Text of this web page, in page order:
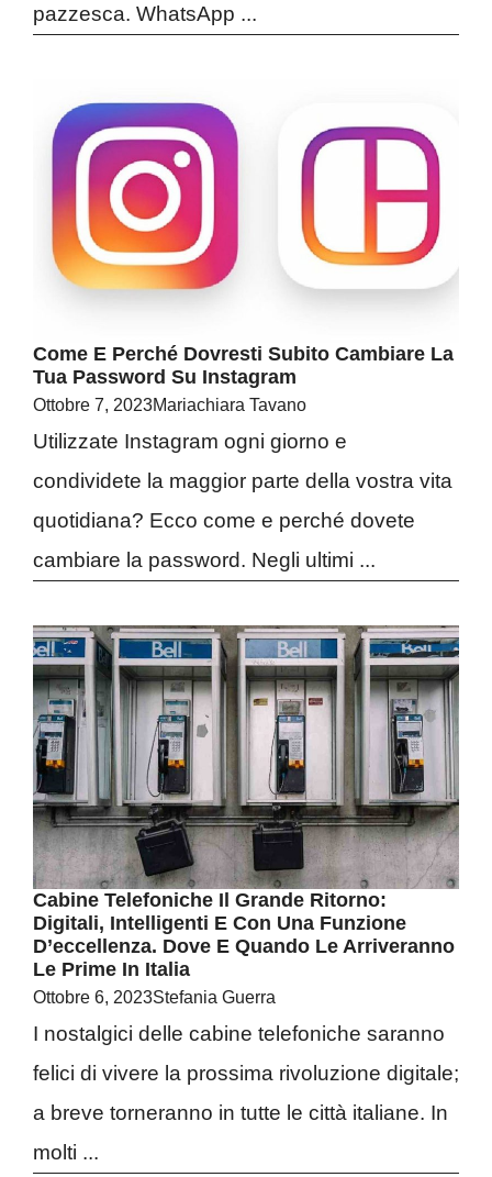
pazzesca. WhatsApp ...
Come E Perché Dovresti Subito Cambiare La
Tua Password Su Instagram
Ottobre 7, 2023Mariachiara Tavano
Utilizzate Instagram ogni giorno e
condividete la maggior parte della vostra vita
quotidiana? Ecco come e perché dovete
cambiare la password. Negli ultimi ...
Cabine Telefoniche Il Grande Ritorno:
Digitali, Intelligenti E Con Una Funzione
D’eccellenza. Dove E Quando Le Arriveranno
Le Prime In Italia
Ottobre 6, 2023Stefania Guerra
I nostalgici delle cabine telefoniche saranno
felici di vivere la prossima rivoluzione digitale;
a breve torneranno in tutte le città italiane. In
molti ...